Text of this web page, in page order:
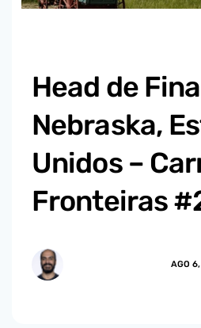
Head de
Nebraska,
Unidos –
Fronteiras
AGO